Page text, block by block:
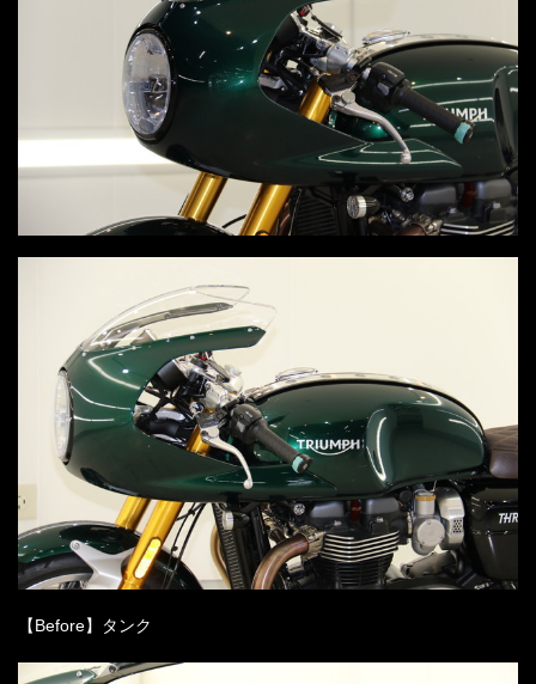
【Before】タンク